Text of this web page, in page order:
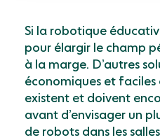
Si la robotique
pour élargir le champ
à la marge. D’autres
économiques et faciles
existent et doivent
avant d’envisager un
de robots dans les